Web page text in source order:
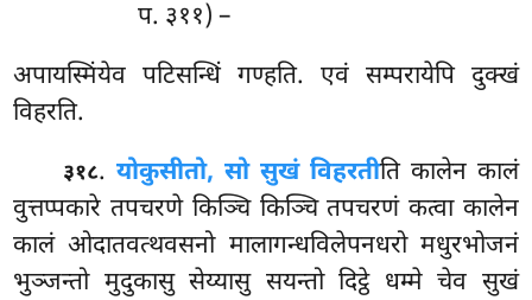
प. ३११) –
अपायस्मिंयेव पटिसन्धिं गण्हति. एवं सम्परायेपि दुक्खं
विहरति.
३१८. योकुसीतो, सो सुखं विहरतीति कालेन कालं
वुत्तप्पकारे तपचरणे किञ्चि किञ्चि तपचरणं कत्वा कालेन
कालं ओदातवत्थवसनो मालागन्धविलेपनधरो मधुरभोजनं
भुञ्जन्तो मुदुकासु सेय्यासु सयन्तो दिट्ठे धम्मे चेव सुखं